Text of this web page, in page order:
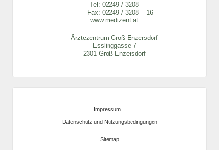
Tel: 02249 / 3208
Fax: 02249 / 3208 – 16
www.medizent.at
Ärztezentrum Groß Enzersdorf
Esslinggasse 7
2301 Groß-Enzersdorf
Impressum
Datenschutz und Nutzungsbedingungen
Sitemap